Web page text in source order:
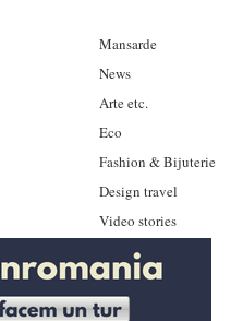
Mansarde
News
Arte etc.
Eco
Fashion & Bijuterie
Design travel
Video stories